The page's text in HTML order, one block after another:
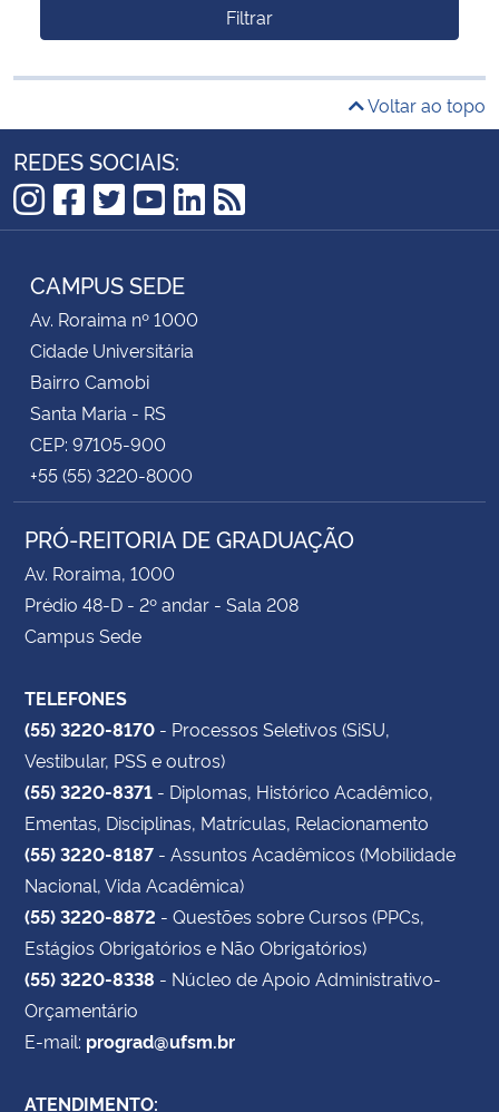
Filtrar
Voltar ao topo
REDES SOCIAIS:
Instagram
Facebook
Twitter
YouTube
LinkedIn
RSS
CAMPUS SEDE
Av. Roraima nº 1000
Cidade Universitária
Bairro Camobi
Santa Maria - RS
CEP: 97105-900
+55 (55) 3220-8000
PRÓ-REITORIA DE GRADUAÇÃO
Av. Roraima, 1000
Prédio 48-D - 2º andar - Sala 208
Campus Sede
TELEFONES
(55) 3220-8170 - Processos Seletivos (SiSU,
Vestibular, PSS e outros)
(55) 3220-8371 - Diplomas, Histórico Acadêmico,
Ementas, Disciplinas, Matrículas, Relacionamento
(55) 3220-8187 - Assuntos Acadêmicos (Mobilidade
Nacional, Vida Acadêmica)
(55) 3220-8872 - Questões sobre Cursos (PPCs,
Estágios Obrigatórios e Não Obrigatórios)
(55) 3220-8338 - Núcleo de Apoio Administrativo-
Orçamentário
E-mail: prograd@ufsm.br
ATENDIMENTO: